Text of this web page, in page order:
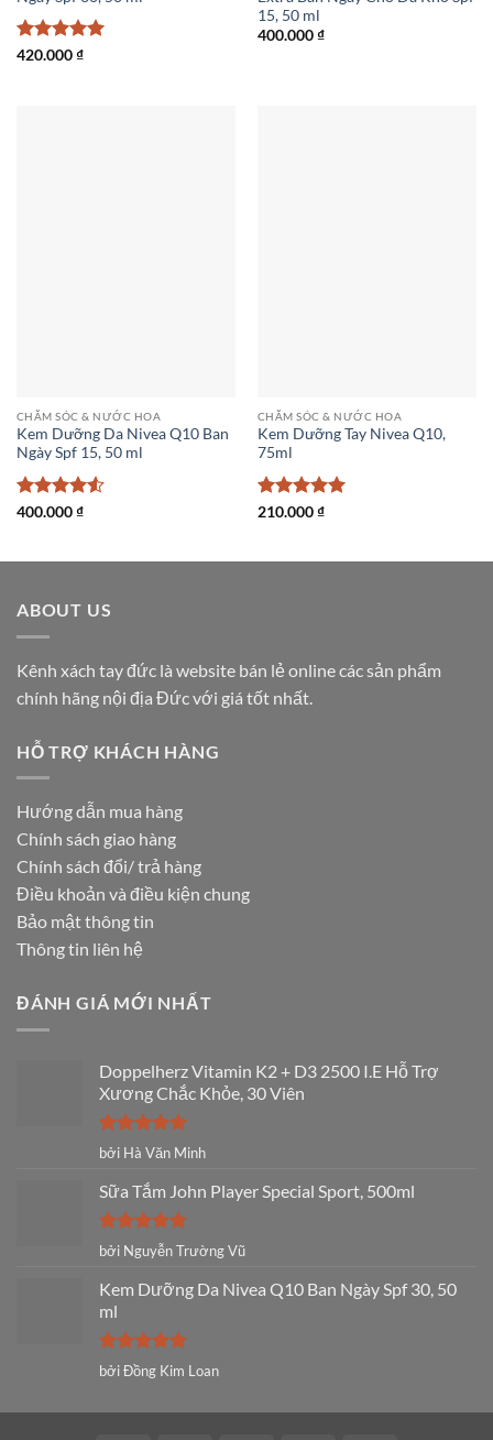
Được xếp
420.000₫
15, 50 ml
400.000₫
CHĂM SÓC & NƯỚC HOA
Kem Dưỡng Da Nivea Q10 Ban
Ngày Spf 15, 50 ml
Được xếp
400.000₫
CHĂM SÓC & NƯỚC HOA
Kem Dưỡng Tay Nivea Q10,
75ml
Được xếp
210.000₫
ABOUT US
Kênh xách tay đức là website bán lẻ online các sản phẩm
chính hãng nội địa Đức với giá tốt nhất.
HỖ TRỢ KHÁCH HÀNG
Hướng dẫn mua hàng
Chính sách giao hàng
Chính sách đổi/ trả hàng
Điều khoản và điều kiện chung
Bảo mật thông tin
Thông tin liên hệ
ĐÁNH GIÁ MỚI NHẤT
Doppelherz Vitamin K2 + D3 2500 I.E Hỗ Trợ
Xương Chắc Khỏe, 30 Viên
Được xếp
sao
bởi Hà Văn Minh
Sữa Tắm John Player Special Sport, 500ml
Được xếp
hạng
5
sao
bởi Nguyễn Trường Vũ
Kem Dưỡng Da Nivea Q10 Ban Ngày Spf 30, 50
ml
Được xếp
55
bởi Đồng Kim Loan